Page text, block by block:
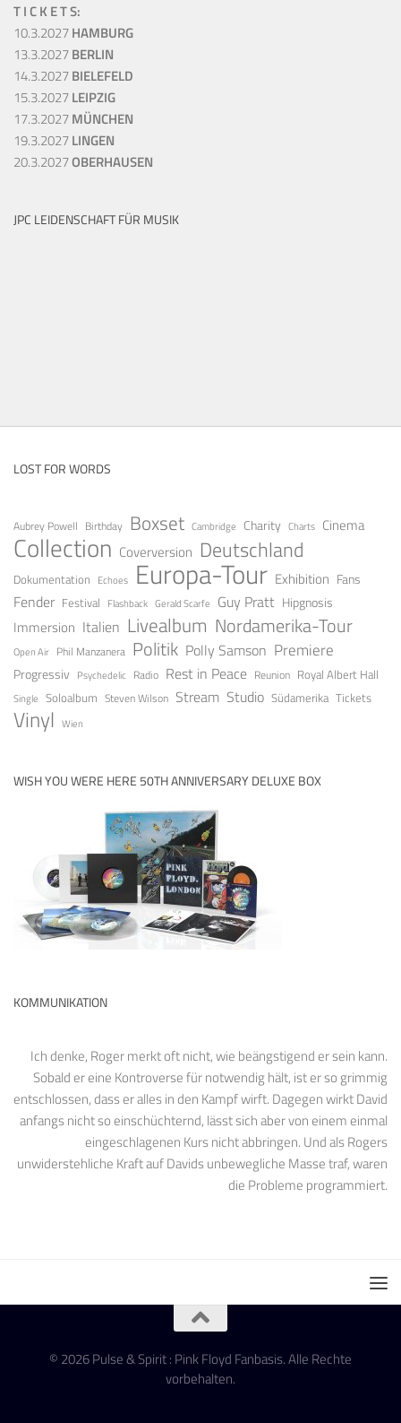
T I C K E T S:
10.3.2027HAMBURG
13.3.2027BERLIN
14.3.2027BIELEFELD
15.3.2027LEIPZIG
17.3.2027MÜNCHEN
19.3.2027LINGEN
20.3.2027OBERHAUSEN
JPC LEIDENSCHAFT FÜR MUSIK
LOST FOR WORDS
Aubrey Powell Birthday Boxset Cambridge Charity Charts Cinema
Collection Coverversion Deutschland
Dokumentation Echoes Europa-Tour Exhibition Fans
Fender Festival Flashback Gerald Scarfe Guy Pratt Hipgnosis
Immersion Italien Livealbum Nordamerika-Tour
Open Air Phil Manzanera Politik Polly Samson Premiere
Progressiv Psychedelic Radio Rest in Peace Reunion Royal Albert Hall
Single Soloalbum Steven Wilson Stream Studio Südamerika Tickets
Vinyl Wien
WISH YOU WERE HERE 50TH ANNIVERSARY DELUXE BOX
KOMMUNIKATION
Ich denke, Roger merkt oft nicht, wie beängstigend er sein kann.
Sobald er eine Kontroverse für notwendig hält, ist er so grimmig
entschlossen, dass er alles in den Kampf wirft. Dagegen wirkt David
anfangs nicht so einschüchternd, lässt sich aber von einem einmal
eingeschlagenen Kurs nicht abbringen. Und als Rogers
unwiderstehliche Kraft auf Davids unbewegliche Masse traf, waren
die Probleme programmiert.
© 2026 Pulse & Spirit : Pink Floyd Fanbasis. Alle Rechte
vorbehalten.